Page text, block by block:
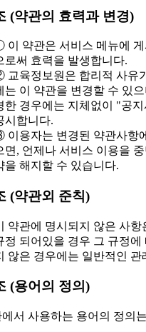
(약관의 효력과 변경)
이 약관은 서비스 메뉴에
로써 효력을 발생합니다.
교육정보원은 합리적 사유
는 이 약관을 변경할 수 있
한 경우에는 지체없이 "공
시합니다.
이용자는 변경된 약관사항
면, 언제나 서비스 이용을
을 해지할 수 있습니다.
(약관외 준칙)
약관에 명시되지 않은 사항
정 되어있을 경우 그 규정에
않은 경우에는 일반적인 관
(용어의 정의)
에서 사용하는 용어의 정의